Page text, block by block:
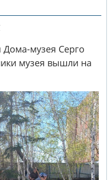
музея Серго
музея вышли на